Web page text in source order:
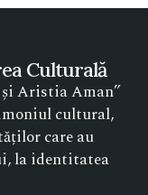
Culturală
și Aristia Aman”
cultural,
care au
la identitatea